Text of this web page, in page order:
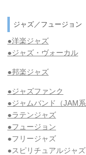
ジャズ／フュージョン
●洋楽ジャズ
●ジャズ・ヴォーカル
●邦楽ジャズ
●ジャズファンク
●ジャムバンド（JAM系
●ラテンジャズ
●フュージョン
●フリージャズ
●スピリチュアルジャズ